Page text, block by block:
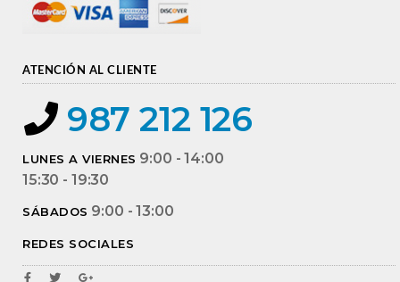
ATENCIÓN AL CLIENTE
987 212 126
LUNES A VIERNES 9:00 - 14:00
15:30 - 19:30
SÁBADOS 9:00 - 13:00
REDES SOCIALES